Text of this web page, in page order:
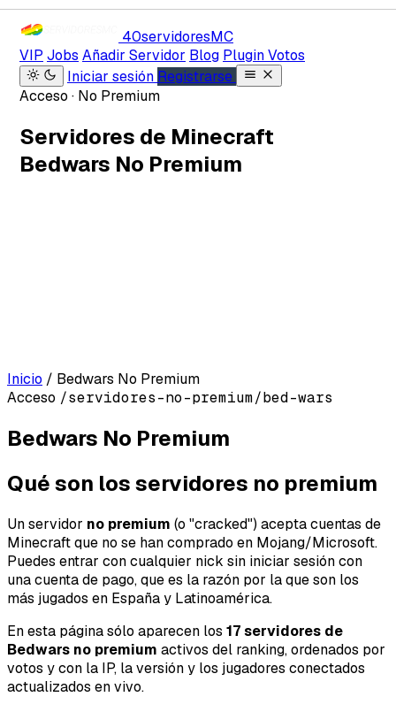
40servidoresMC
VIP Jobs Añadir Servidor Blog Plugin Votos
Iniciar sesión Registrarse
Acceso · No Premium
Servidores de Minecraft
Bedwars No Premium
Inicio / Bedwars No Premium
Acceso /servidores-no-premium/bed-wars
Bedwars No Premium
Qué son los servidores no premium
Un servidor no premium (o "cracked") acepta cuentas de
Minecraft que no se han comprado en Mojang/Microsoft.
Puedes entrar con cualquier nick sin iniciar sesión con
una cuenta de pago, que es la razón por la que son los
más jugados en España y Latinoamérica.
En esta página sólo aparecen los 17 servidores de
Bedwars no premium activos del ranking, ordenados por
votos y con la IP, la versión y los jugadores conectados
actualizados en vivo.